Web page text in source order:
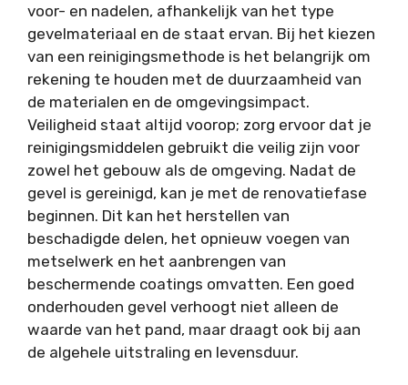
voor- en nadelen, afhankelijk van het type
gevelmateriaal en de staat ervan. Bij het kiezen
van een reinigingsmethode is het belangrijk om
rekening te houden met de duurzaamheid van
de materialen en de omgevingsimpact.
Veiligheid staat altijd voorop; zorg ervoor dat je
reinigingsmiddelen gebruikt die veilig zijn voor
zowel het gebouw als de omgeving. Nadat de
gevel is gereinigd, kan je met de renovatiefase
beginnen. Dit kan het herstellen van
beschadigde delen, het opnieuw voegen van
metselwerk en het aanbrengen van
beschermende coatings omvatten. Een goed
onderhouden gevel verhoogt niet alleen de
waarde van het pand, maar draagt ook bij aan
de algehele uitstraling en levensduur.